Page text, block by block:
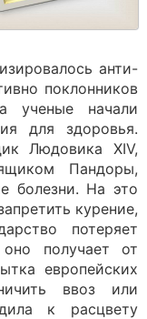
анти-
поклонников
ученые начали
для здоровья.
Людовика XIV,
Пандоры,
болезни. На это
курение,
потеряет
получает от
европейских
ввоз или
к расцвету